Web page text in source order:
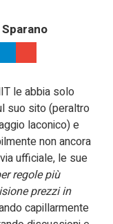
le abbia solo
suo sito (peraltro
laconico) e
non ancora
ufficiale, le sue
regole più
prezzi in
capillarmente